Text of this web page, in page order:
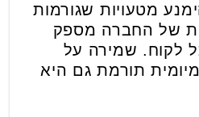
מטעויות שגורמות
של החברה מספק
לקוח. שמירה על
תורמת גם היא